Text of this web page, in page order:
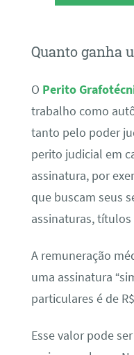
Quanto ganha
O Perito
trabalho como
tanto pelo poder
perito judicial em
assinatura, por
que buscam seus
assinaturas,
A remuneração
uma assinatura
particulares é de
Esse valor pode